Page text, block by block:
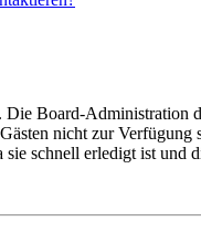
Board-Administration
nicht zur
schnell erledigt ist und